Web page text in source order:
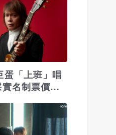
蛋「上班」唱
名制票價一